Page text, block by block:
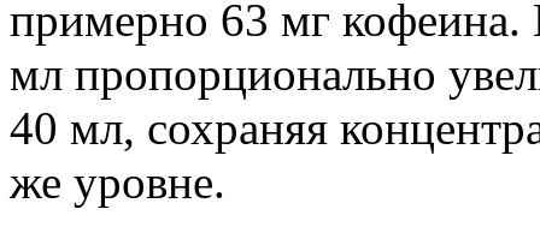
примерно 63 мг
мл пропорционально
40 мл, сохраняя
же уровне.